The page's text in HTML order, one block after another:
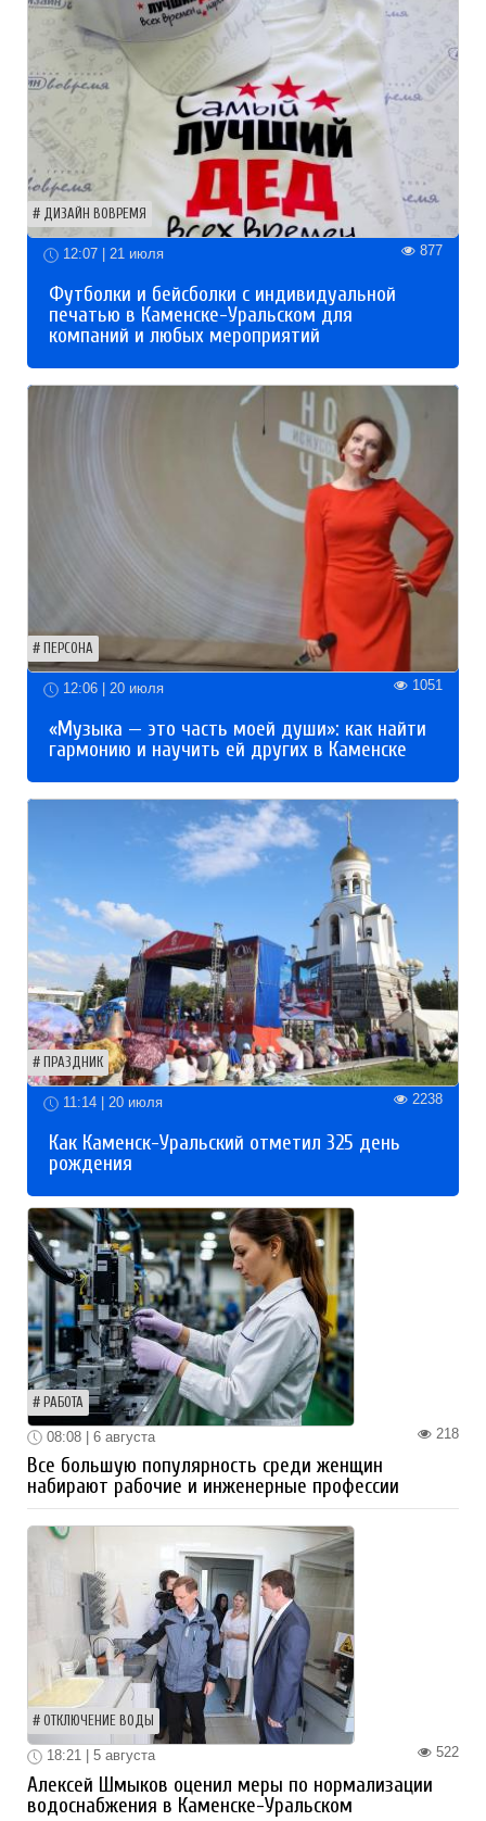
ДИЗАЙН ВОВРЕМЯ
12:07 | 21 июля 877
Футболки и бейсболки с индивидуальной
печатью в Каменске-Уральском для
компаний и любых мероприятий
ПЕРСОНА
12:06 | 20 июля 1051
«Музыка — это часть моей души»: как найти
гармонию и научить ей других в Каменске
ПРАЗДНИК
11:14 | 20 июля 2238
Как Каменск-Уральский отметил 325 день
рождения
РАБОТА
218
08:08 | 6 августа
Все большую популярность среди женщин
набирают рабочие и инженерные профессии
ОТКЛЮЧЕНИЕ ВОДЫ
522
18:21 | 5 августа
Алексей Шмыков оценил меры по нормализации
водоснабжения в Каменске-Уральском